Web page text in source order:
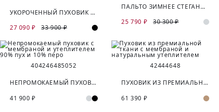
УКОРОЧЕННЫЙ ПУХОВИК С УТЕПЛИТЕЛЕМ 90% ПУХ И 10% ПЕРО
27 090 ₽
33 900 ₽
ПАЛЬТО ЗИМНЕЕ СТЕГАНОЕ С МЕМБРАНОЙ
25 790 ₽
30 300 ₽
404246485052
НЕПРОМОКАЕМЫЙ ПУХОВИК С МЕМБРАНОЙ И УТЕПЛИТЕЛЕМ 90% ПУХ И 10% ПЕРО
41 900 ₽
42444648
ПУХОВИК ИЗ ПРЕМИАЛЬНОЙ ТКАНИ С МЕМБРАНОЙ И НАТУРАЛЬНЫМ УТЕПЛИТЕЛЕМ
61 390 ₽